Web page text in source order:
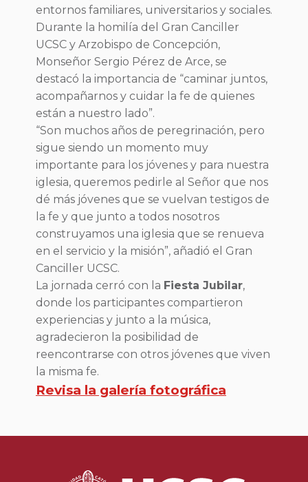
entornos familiares, universitarios y sociales.
Durante la homilía del Gran Canciller
UCSC y Arzobispo de Concepción,
Monseñor Sergio Pérez de Arce, se
destacó la importancia de “caminar juntos,
acompañarnos y cuidar la fe de quienes
están a nuestro lado”.
“Son muchos años de peregrinación, pero
sigue siendo un momento muy
importante para los jóvenes y para nuestra
iglesia, queremos pedirle al Señor que nos
dé más jóvenes que se vuelvan testigos de
la fe y que junto a todos nosotros
construyamos una iglesia que se renueva
en el servicio y la misión”, añadió el Gran
Canciller UCSC.
La jornada cerró con la Fiesta Jubilar,
donde los participantes compartieron
experiencias y junto a la música,
agradecieron la posibilidad de
reencontrarse con otros jóvenes que viven
la misma fe.
Revisa la galería fotográfica